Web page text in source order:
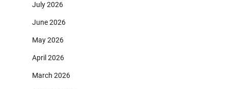
July 2026
June 2026
May 2026
April 2026
March 2026